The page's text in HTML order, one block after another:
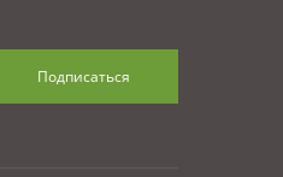
Подписаться